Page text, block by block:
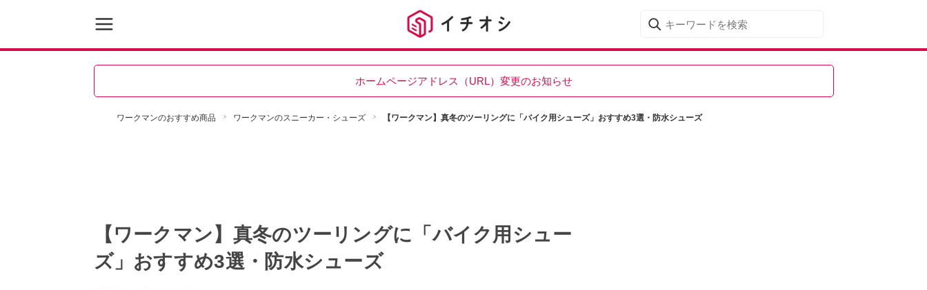
ホームページアドレス（URL）変更のお知らせ
ワークマンのおすすめ商品 ワークマンのスニーカー・シューズ 【ワークマン】真冬のツーリングに「バイク用シューズ」おすすめ3選・防水シューズ
【ワークマン】真冬のツーリングに「バイク用シュー
ズ」おすすめ3選・防水シューズ